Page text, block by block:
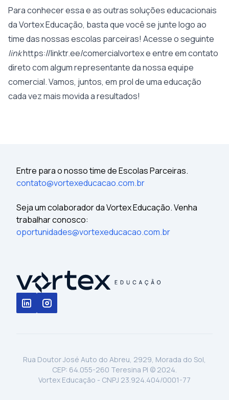
Para conhecer essa e as outras soluções educacionais
da Vortex Educação, basta que você se junte logo ao
time das nossas escolas parceiras! Acesse o seguinte
linkhttps://linktr.ee/comercialvortexe entre em contato
direto com algum representante da nossa equipe
comercial. Vamos, juntos, em prol de uma educação
cada vez mais movida a resultados!
Entre para o nosso time de Escolas Parceiras.
contato@vortexeducacao.com.br
Seja um colaborador da Vortex Educação. Venha
trabalhar conosco:
oportunidades@vortexeducacao.com.br
Rua Doutor José Auto do Abreu, 2929, Morada do Sol,
CEP: 64.055-260 Teresina PI © 2024.
Vortex Educação - CNPJ 23.924.404/0001-77